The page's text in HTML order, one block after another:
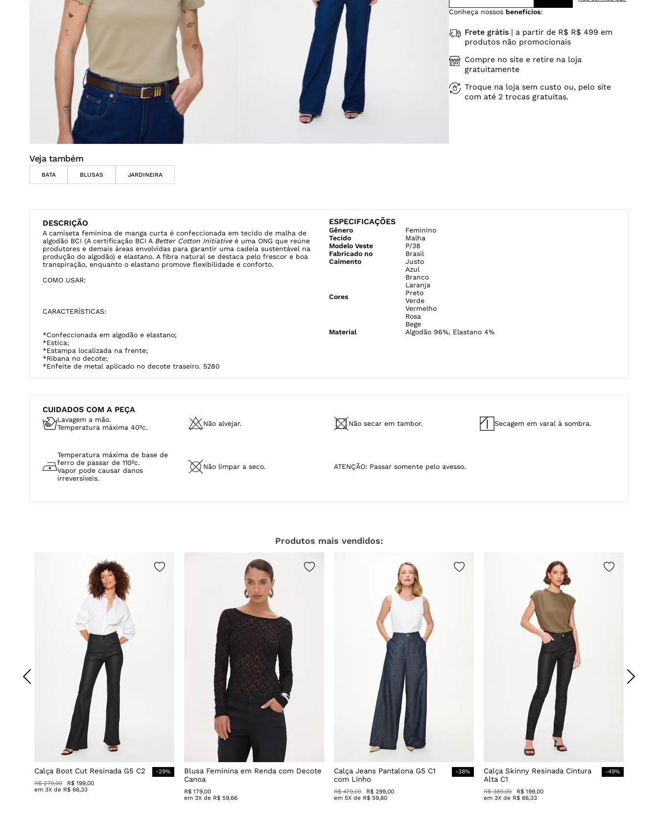
Conheça nossos benefícios:
Frete grátis| a partir de R$ R$ 499 em
produtos não promocionais
Compre no site e retire na loja
gratuitamente
Troque na loja sem custo ou, pelo site
com até 2 trocas gratuitas.
Veja também
BATA BLUSAS JARDINEIRA
DESCRIÇÃO
A camiseta feminina de manga curta é confeccionada em tecido de malha de
algodão BCI (A certificação BCI A Better Cotton Initiative é uma ONG que reúne
produtores e demais áreas envolvidas para garantir uma cadeia sustentável na
produção do algodão) e elastano. A fibra natural se destaca pelo frescor e boa
transpiração, enquanto o elastano promove flexibilidade e conforto.
COMO USAR:
CARACTERÍSTICAS:
*Confeccionada em algodão e elastano;
*Estica;
*Estampa localizada na frente;
*Ribana no decote;
*Enfeite de metal aplicado no decote traseiro. 5280
ESPECIFICAÇÕES
Gênero
Feminino
Tecido
Malha
Modelo Veste
P/38
Fabricado no
Brasil
Caimento
Justo
Cores
Azul
Branco
Laranja
Preto
Verde
Vermelho
Rosa
Bege
Material
Algodão 96%, Elastano 4%
CUIDADOS COM A PEÇA
Lavagem a mão.
Temperatura máxima 40ºc.
Não alvejar. Não secar em tambor. Secagem em varal à sombra.
Temperatura máxima de base de
ferro de passar de 110ºc.
Vapor pode causar danos
irreversíveis.
Não limpar a seco. ATENÇÃO: Passar somente pelo avesso.
Produtos mais vendidos:
Calça Boot Cut Resinada G5 C2 -29%
R$ 279,00 R$ 199,00
em3X de R$ 66,33
Blusa Feminina em Renda com Decote
Canoa
R$ 179,00
em3X de R$ 59,66
Calça Jeans Pantalona G5 C1
com Linho
-38%
R$ 479,00 R$ 299,00
em 5X de R$ 59,80
Calça Skinny Resinada Cintura
Alta C1
-49%
R$ 389,00 R$ 199,00
em3X de R$ 66,33